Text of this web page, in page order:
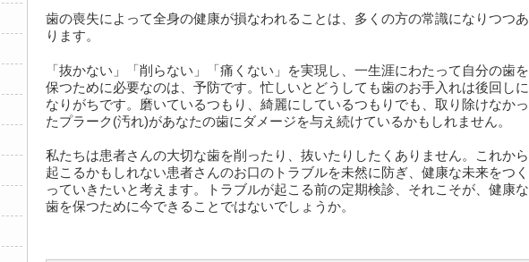
歯の喪失によって全身の健康が損なわれることは、多くの方の常識になりつつあ
ります。
「抜かない」「削らない」「痛くない」を実現し、一生涯にわたって自分の歯を
保つために必要なのは、予防です。忙しいとどうしても歯のお手入れは後回しに
なりがちです。磨いているつもり、綺麗にしているつもりでも、取り除けなかっ
たプラーク(汚れ)があなたの歯にダメージを与え続けているかもしれません。
私たちは患者さんの大切な歯を削ったり、抜いたりしたくありません。これから
起こるかもしれない患者さんのお口のトラブルを未然に防ぎ、健康な未来をつく
っていきたいと考えます。トラブルが起こる前の定期検診、それこそが、健康な
歯を保つために今できることではないでしょうか。